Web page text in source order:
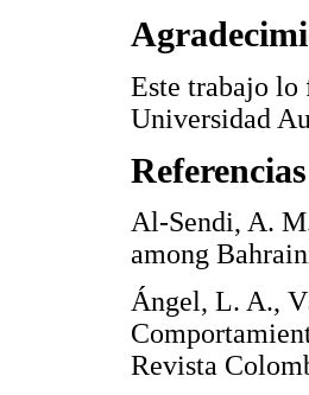
Este trabajo lo
Universidad
Referencias
Al-Sendi, A.
among
Ángel, L. A.,
Revista